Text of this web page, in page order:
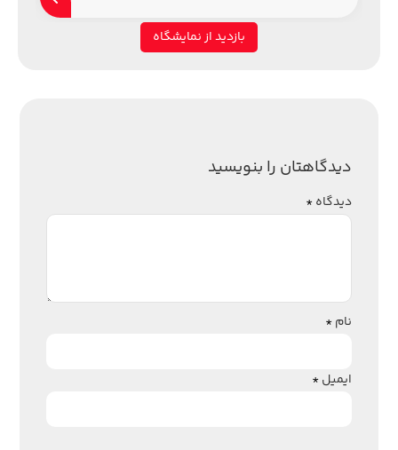
بازدید از نمایشگاه
دیدگاهتان را بنویسید
دیدگاه*
نام*
ایمیل*